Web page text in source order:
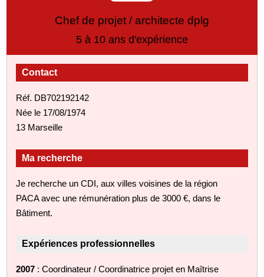
Chef de projet / architecte dplg
5 à 10 ans d'expérience
Contact
Réf. DB702192142
Née le 17/08/1974
13 Marseille
Ma recherche
Je recherche un CDI, aux villes voisines de la région
PACA avec une rémunération plus de 3000 €, dans le
Bâtiment.
Expériences professionnelles
2007 : Coordinateur / Coordinatrice projet en Maîtrise